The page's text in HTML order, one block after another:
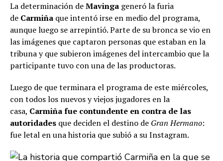
La determinación deMavinga generó la furia
de Carmiña que intentó irse en medio del programa,
aunque luego se arrepintió. Parte de su bronca se vio en
las imágenes que captaron personas que estaban en la
tribuna y que subieron imágenes del intercambio que la
participante tuvo con una de las productoras.
Luego de que terminara el programa de este miércoles,
con todos los nuevos y viejos jugadores en la
casa, Carmiña fue contundente en contra de las
autoridades que deciden el destino de Gran Hermano:
fue letal en una historia que subió a su Instagram.